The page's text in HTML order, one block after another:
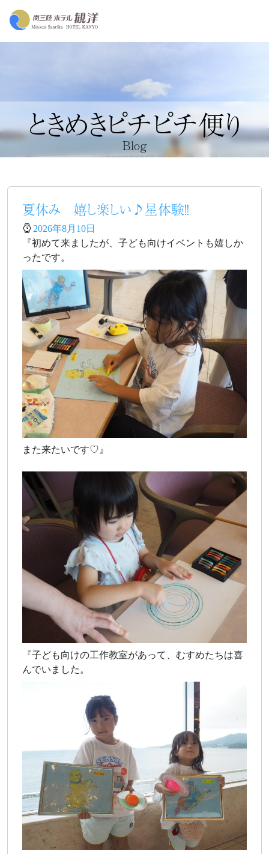
ときめきピチピチ便り
Blog
夏休み 嬉し楽しい♪星体験！！
2026年8月10日
『初めて来ましたが、子ども向けイベントも嬉しか
ったです。
また来たいです♡』
『子ども向けの工作教室があって、むすめたちは喜
んでいました。